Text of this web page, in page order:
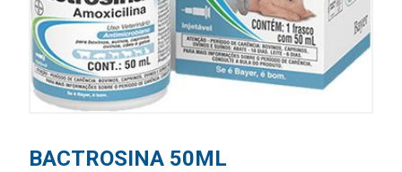
BACTROSINA 50ML